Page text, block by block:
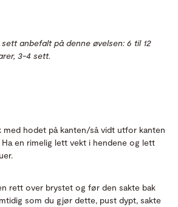
anbefalt på denne øvelsen: 6 til 12
3-4 sett.
med hodet på kanten/så vidt utfor kanten
en rimelig lett vekt i hendene og lett
rett over brystet og før den sakte bak
som du gjør dette, pust dypt, sakte